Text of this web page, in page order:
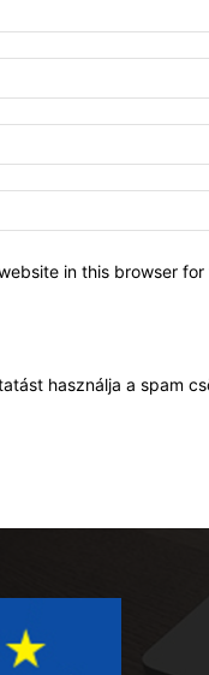
in this browser
használja a spam